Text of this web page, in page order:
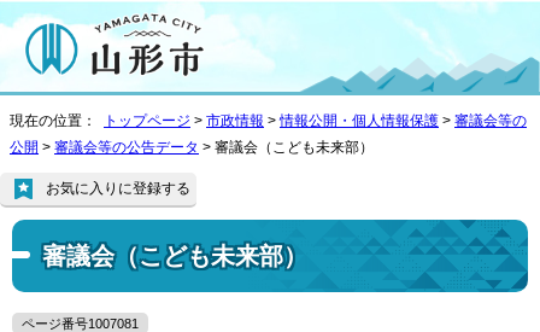
現在の位置： トップページ > 市政情報 >情報公開・個人情報保護 > 審議会等の
公開 > 審議会等の公告データ > 審議会（こども未来部）
審議会（こども未来部）
お気に入りに登録する
ページ番号1007081